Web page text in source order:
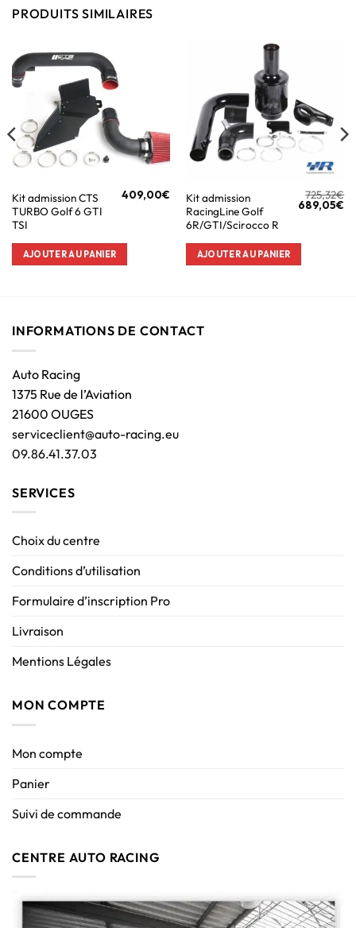
PRODUITS SIMILAIRES
Kit admission CTS
TURBO Golf 6 GTI
TSI
409,00€
AJOUTER AU PANIER
Kit admission
RacingLine Golf
6R/GTI/Scirocco R
725,32€
689,05€
AJOUTER AU PANIER
INFORMATIONS DE CONTACT
Auto Racing
1375 Rue de l’Aviation
21600 OUGES
serviceclient@auto-racing.eu
09.86.41.37.03
SERVICES
Choix du centre
Conditions d’utilisation
Formulaire d’inscription Pro
Livraison
Mentions Légales
MON COMPTE
Mon compte
Panier
Suivi de commande
CENTRE AUTO RACING